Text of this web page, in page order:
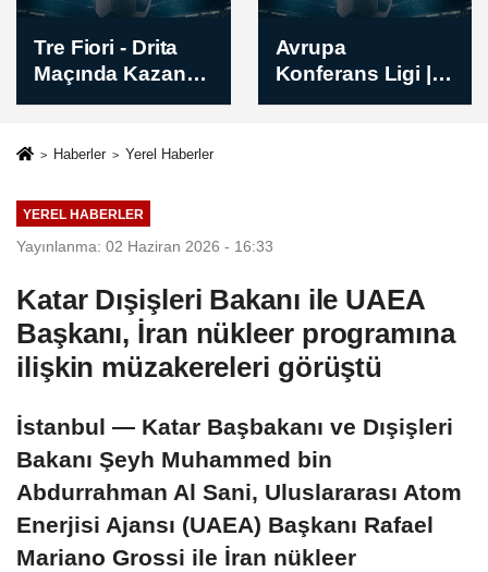
Tre Fiori - Drita
Maçında Kazanan
Belli Oldu! İşte
Avrupa
Konferans Ligi |
Hibernian -
Haberler Yerel Haberler
YEREL HABERLER
Yayınlanma: 02 Haziran 2026 - 16:33
Katar Dışişleri Bakanı ile UAEA
Başkanı, İran nükleer programına
ilişkin müzakereleri görüştü
İstanbul — Katar Başbakanı ve Dışişleri
Bakanı Şeyh Muhammed bin
Abdurrahman Al Sani, Uluslararası Atom
Enerjisi Ajansı (UAEA) Başkanı Rafael
Mariano Grossi ile İran nükleer